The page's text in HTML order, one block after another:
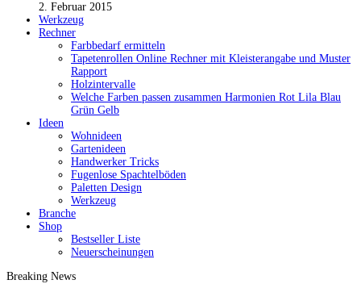
2. Februar 2015
Werkzeug
Rechner
Farbbedarf ermitteln
Tapetenrollen Online Rechner mit Kleisterangabe und Muster
Rapport
Holzintervalle
Welche Farben passen zusammen Harmonien Rot Lila Blau
Grün Gelb
Ideen
Wohnideen
Gartenideen
Handwerker Tricks
Fugenlose Spachtelböden
Paletten Design
Werkzeug
Branche
Shop
Bestseller Liste
Neuerscheinungen
Breaking News